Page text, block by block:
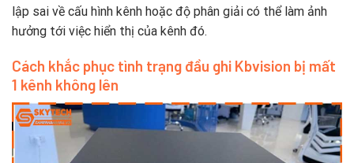
lập sai về cấu hình kênh hoặc độ phân giải có thể làm ảnh
hưởng tới việc hiển thị của kênh đó.
Cách khắc phục tình trạng đầu ghi Kbvision bị mất
1 kênh không lên